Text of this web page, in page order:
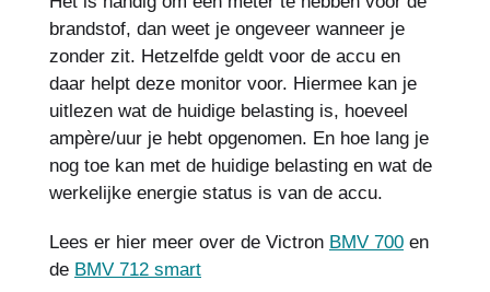
brandstof, dan weet je ongeveer wanneer je
zonder zit. Hetzelfde geldt voor de accu en
daar helpt deze monitor voor. Hiermee kan je
uitlezen wat de huidige belasting is, hoeveel
ampère/uur je hebt opgenomen. En hoe lang je
nog toe kan met de huidige belasting en wat de
werkelijke energie status is van de accu.
Lees er hier meer over de Victron BMV 700 en
de BMV 712 smart